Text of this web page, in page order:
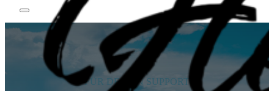
FÜR DEINEN SUPPORT